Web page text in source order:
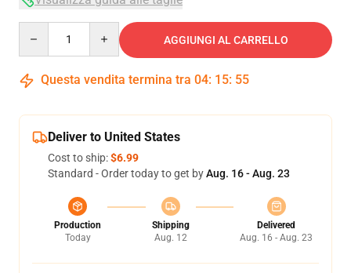
AGGIUNGI AL CARRELLO
Questa vendita termina tra 04: 15: 54
Deliver to United States
Cost to ship:$6.99
Standard - Order today to get byAug. 16 - Aug. 23
Production
Today
Shipping
Aug. 12
Delivered
Aug. 16 - Aug. 23